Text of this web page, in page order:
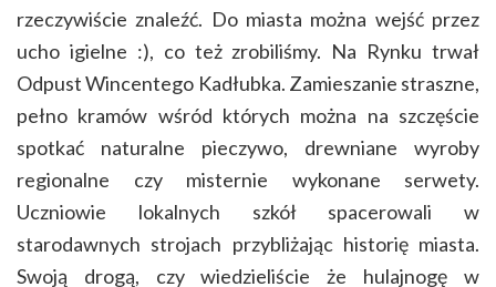
rzeczywiście znaleźć. Do miasta można wejść przez
ucho igielne :), co też zrobiliśmy. Na Rynku trwał
Odpust Wincentego Kadłubka. Zamieszanie straszne,
pełno kramów wśród których można na szczęście
spotkać naturalne pieczywo, drewniane wyroby
regionalne czy misternie wykonane serwety.
Uczniowie lokalnych szkół spacerowali w
starodawnych strojach przybliżając historię miasta.
Swoją drogą, czy wiedzieliście że hulajnogę w